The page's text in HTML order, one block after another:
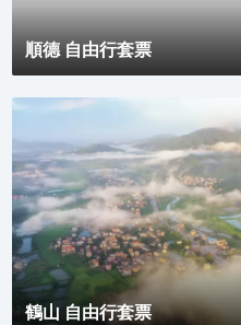
順德 自由行套票
鶴山 自由行套票